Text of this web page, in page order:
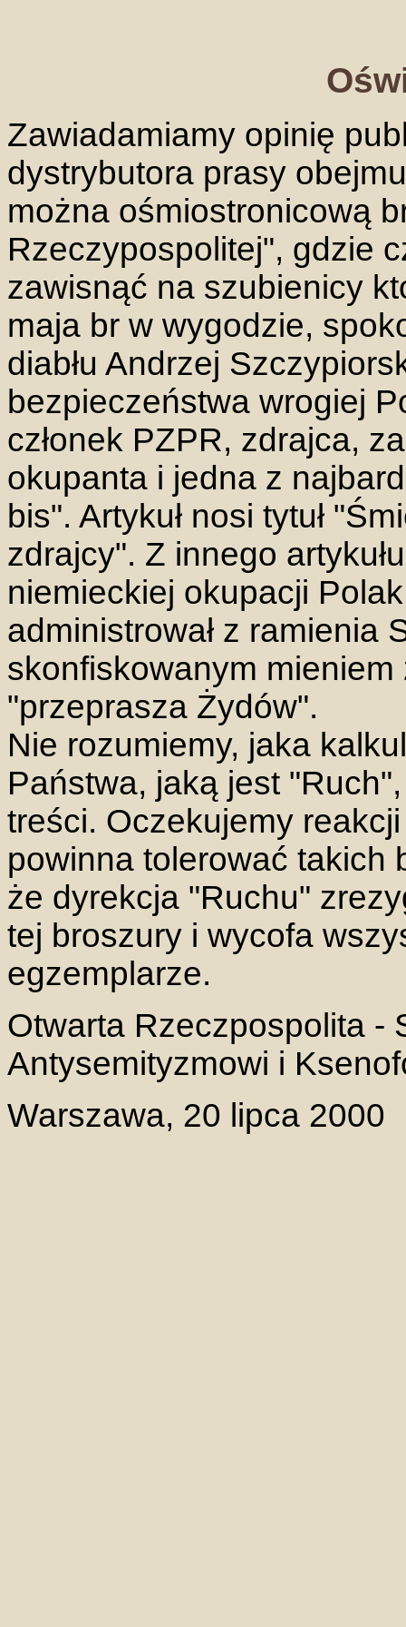
Zawiadamiamy opinię
dystrybutora prasy
można ośmiostronicową
Rzeczypospolitej", gdzie
zawisnąć na szubienicy
maja br w wygodzie,
diabłu Andrzej
bezpieczeństwa wrogiej
członek PZPR, zdrajca,
okupanta i jedna z
bis". Artykuł nosi tytuł
zdrajcy". Z innego
niemieckiej okupacji
administrował z ramienia
skonfiskowanym
"przeprasza Żydów".
Nie rozumiemy, jaka
Państwa, jaką jest
treści. Oczekujemy
powinna tolerować takich
że dyrekcja "Ruchu"
tej broszury i wycofa
egzemplarze.
Otwarta Rzeczpospolita -
Antysemityzmowi i
Warszawa, 20 lipca 2000